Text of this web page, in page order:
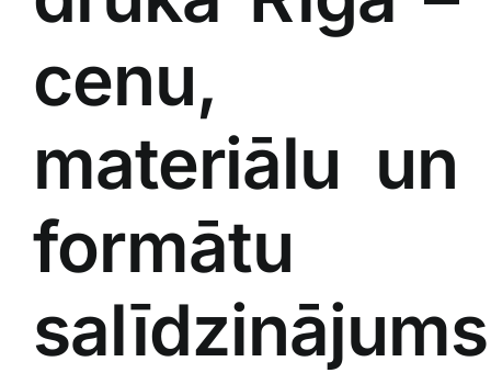
cenu,
materiālu un
formātu
salīdzinājums